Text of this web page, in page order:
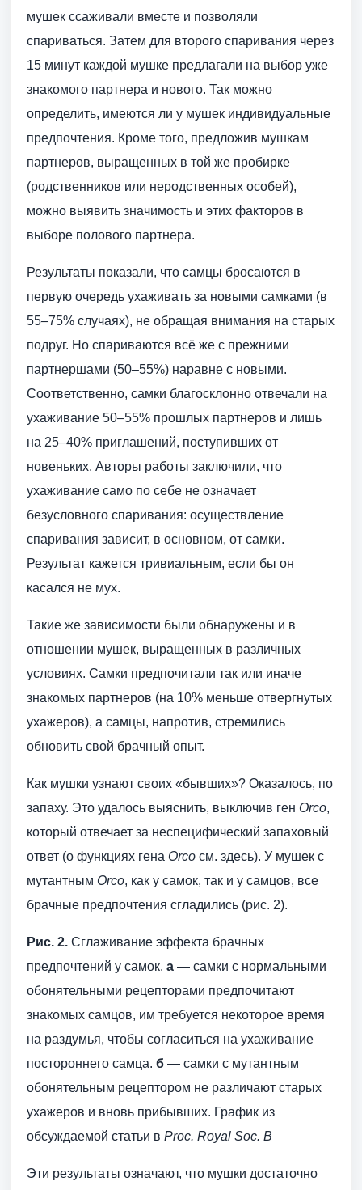
мушек ссаживали вместе и позволяли
спариваться. Затем для второго спаривания через
15 минут каждой мушке предлагали на выбор уже
знакомого партнера и нового. Так можно
определить, имеются ли у мушек индивидуальные
предпочтения. Кроме того, предложив мушкам
партнеров, выращенных в той же пробирке
(родственников или неродственных особей),
можно выявить значимость и этих факторов в
выборе полового партнера.
Результаты показали, что самцы бросаются в
первую очередь ухаживать за новыми самками (в
55–75% случаях), не обращая внимания на старых
подруг. Но спариваются всё же с прежними
партнершами (50–55%) наравне с новыми.
Соответственно, самки благосклонно отвечали на
ухаживание 50–55% прошлых партнеров и лишь
на 25–40% приглашений, поступивших от
новеньких. Авторы работы заключили, что
ухаживание само по себе не означает
безусловного спаривания: осуществление
спаривания зависит, в основном, от самки.
Результат кажется тривиальным, если бы он
касался не мух.
Такие же зависимости были обнаружены и в
отношении мушек, выращенных в различных
условиях. Самки предпочитали так или иначе
знакомых партнеров (на 10% меньше отвергнутых
ухажеров), а самцы, напротив, стремились
обновить свой брачный опыт.
Как мушки узнают своих «бывших»? Оказалось, по
запаху. Это удалось выяснить, выключив ген Orco,
который отвечает за неспецифический запаховый
ответ (о функциях гена Orco см. здесь). У мушек с
мутантным Orco, как у самок, так и у самцов, все
брачные предпочтения сгладились (рис. 2).
Рис. 2. Сглаживание эффекта брачных
предпочтений у самок. а — самки с нормальными
обонятельными рецепторами предпочитают
знакомых самцов, им требуется некоторое время
на раздумья, чтобы согласиться на ухаживание
постороннего самца. б — самки с мутантным
обонятельным рецептором не различают старых
ухажеров и вновь прибывших. График из
обсуждаемой статьи в Proc. Royal Soc. B
Эти результаты означают, что мушки достаточно